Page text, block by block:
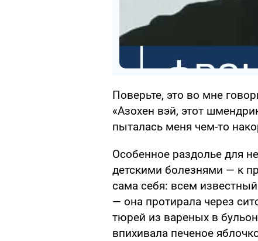
Поверьте, это во мне
«Азохен вэй, этот
пыталась меня чем-то
Особенное раздолье для
детскими болезнями — к
сама себя: всем
— она протирала через
тюрей из вареных в
впихивала печеное